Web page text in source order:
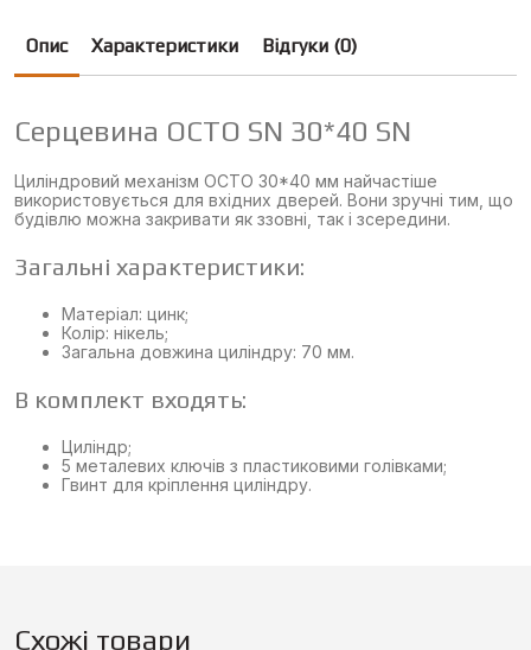
Опис Характеристики Відгуки (0)
Серцевина OCTO SN 30*40 SN
Циліндровий механізм OCTO 30*40 мм найчастіше
використовується для вхідних дверей. Вони зручні тим, що
будівлю можна закривати як ззовні, так і зсередини.
Загальні характеристики:
Матеріал: цинк;
Колір: нікель;
Загальна довжина циліндру: 70 мм.
В комплект входять:
Циліндр;
5 металевих ключів з пластиковими голівками;
Гвинт для кріплення циліндру.
Схожі товари